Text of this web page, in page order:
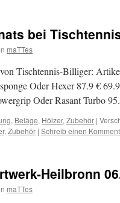
bei
maTTes
Tischtennis-Billiger:
Oder Hexer 87.9 €
Oder Rasant Turbo
, Beläge, Hölzer, Zubehör |
, Zubehör | Schreib einen
Heilbronn
maTTes